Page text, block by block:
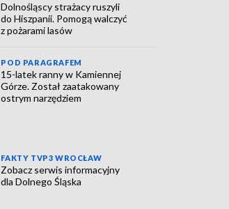
Dolnośląscy strażacy ruszyli
do Hiszpanii. Pomogą walczyć
z pożarami lasów
POD PARAGRAFEM
15-latek ranny w Kamiennej
Górze. Został zaatakowany
ostrym narzędziem
FAKTY TVP3 WROCŁAW
Zobacz serwis informacyjny
dla Dolnego Śląska